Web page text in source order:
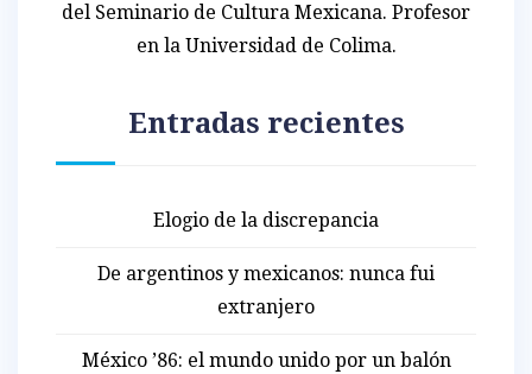
del Seminario de Cultura Mexicana. Profesor
en la Universidad de Colima.
Entradas recientes
Elogio de la discrepancia
De argentinos y mexicanos: nunca fui
extranjero
México ’86: el mundo unido por un balón